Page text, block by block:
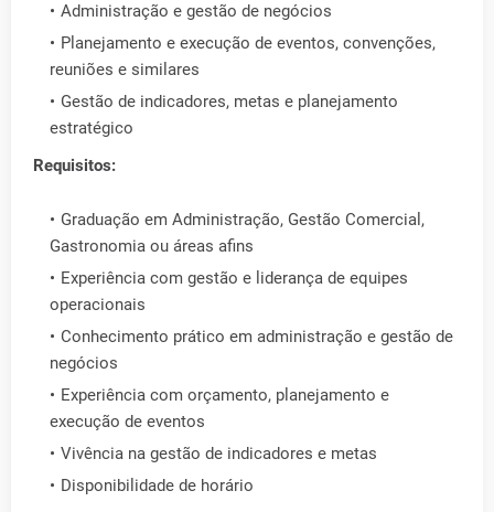
Administração e gestão de negócios
Planejamento e execução de eventos, convenções,
reuniões e similares
Gestão de indicadores, metas e planejamento
estratégico
Requisitos:
Graduação em Administração, Gestão Comercial,
Gastronomia ou áreas afins
Experiência com gestão e liderança de equipes
operacionais
Conhecimento prático em administração e gestão de
negócios
Experiência com orçamento, planejamento e
execução de eventos
Vivência na gestão de indicadores e metas
Disponibilidade de horário